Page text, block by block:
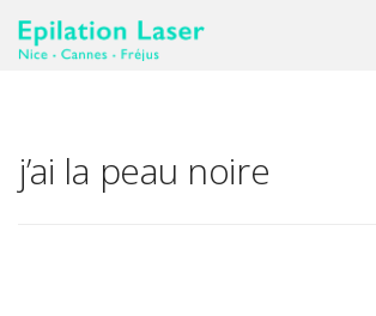
j’ai la peau noire